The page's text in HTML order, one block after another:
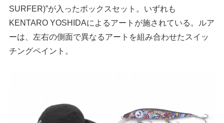
SURFER)”が入ったボックスセット。いずれも
KENTARO YOSHIDAによるアートが施されている。ルア
ーは、左右の側面で異なるアートを組み合わせたスイッ
チングペイント。